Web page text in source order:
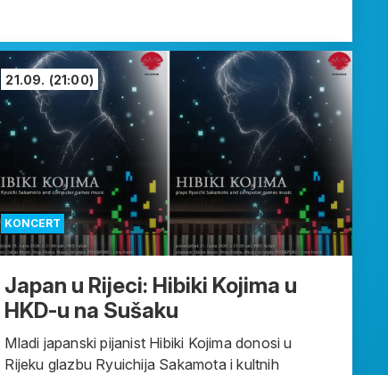
KONCERT
21.09. (21:00)
Japan u Rijeci: Hibiki Kojima u
HKD-u na Sušaku
Mladi japanski pijanist Hibiki Kojima donosi u
Rijeku glazbu Ryuichija Sakamota i kultnih